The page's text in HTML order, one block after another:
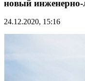
новый
24.12.2020, 15:16